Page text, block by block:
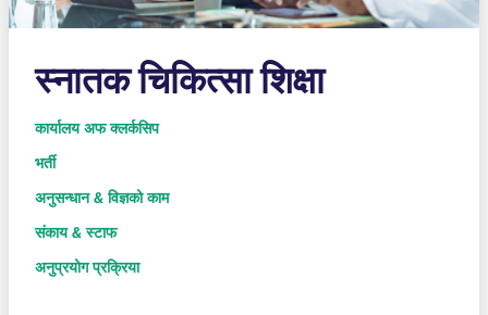
स्नातक चिकित्सा शिक्षा
कार्यालय अफ क्लर्कसिप
भर्ती
अनुसन्धान & विज्ञको काम
संकाय & स्टाफ
अनुप्रयोग प्रक्रिया